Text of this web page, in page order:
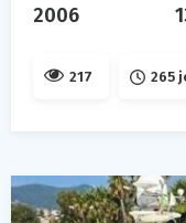
2006
217 265